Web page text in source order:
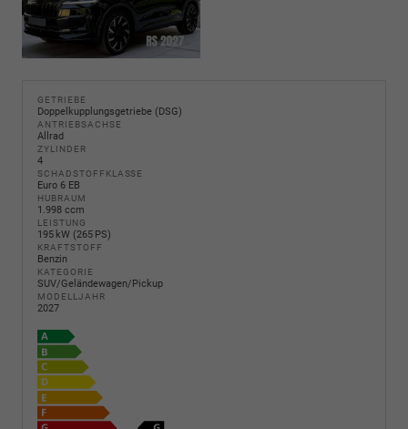
GETRIEBE
Doppelkupplungsgetriebe (DSG)
ANTRIEBSACHSE
Allrad
ZYLINDER
4
SCHADSTOFFKLASSE
Euro 6 EB
HUBRAUM
1.998 ccm
LEISTUNG
195 kW (265 PS)
KRAFTSTOFF
Benzin
KATEGORIE
SUV/Geländewagen/Pickup
MODELLJAHR
2027